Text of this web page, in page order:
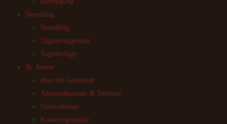
Newsblog
Newsblog
Tagesevangelium
Tagesheilige
St. Annen
über die Gemeinde
Ansprechpartner & Termine
Gottesdienste
Kindertagesstätte